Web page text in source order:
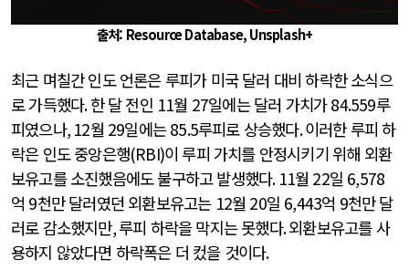
출처: Resource Database,Unsplash+
최근 며칠간 인도 언론은 루피가 미국 달러 대비 하락한 소식으
로 가득했다.한 달 전인 11월 27일에는 달러 가치가84.559루
피였으나, 12월 29일에는85.5루피로 상승했다.이러한 루피 하
락은 인도 중앙은행(RBI)이 루피 가치를 안정시키기 위해 외환
보유고를 소진했음에도 불구하고 발생했다. 11월 22일 6,578
억 9천만 달러였던 외환보유고는 12월 20일 6,443억 9천만 달
러로 감소했지만,루피 하락을 막지는 못했다.외환보유고를 사
용하지 않았다면 하락폭은 더 컸을 것이다.